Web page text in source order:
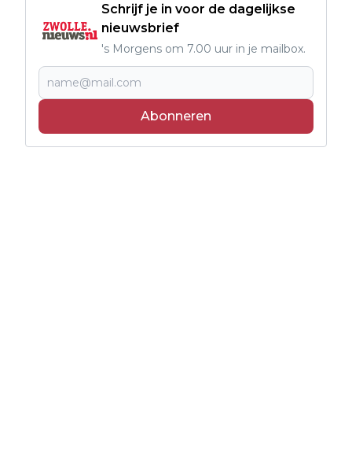
Schrijf je in voor de dagelijkse
nieuwsbrief
's Morgens om 7.00 uur in je mailbox.
Abonneren